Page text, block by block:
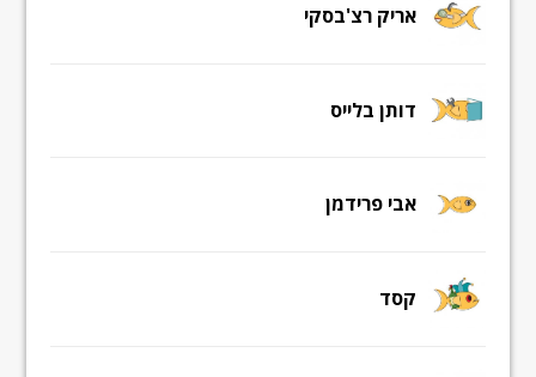
אריק רצ'בסקי
דותן בלייס
אבי פרידמן
קסד